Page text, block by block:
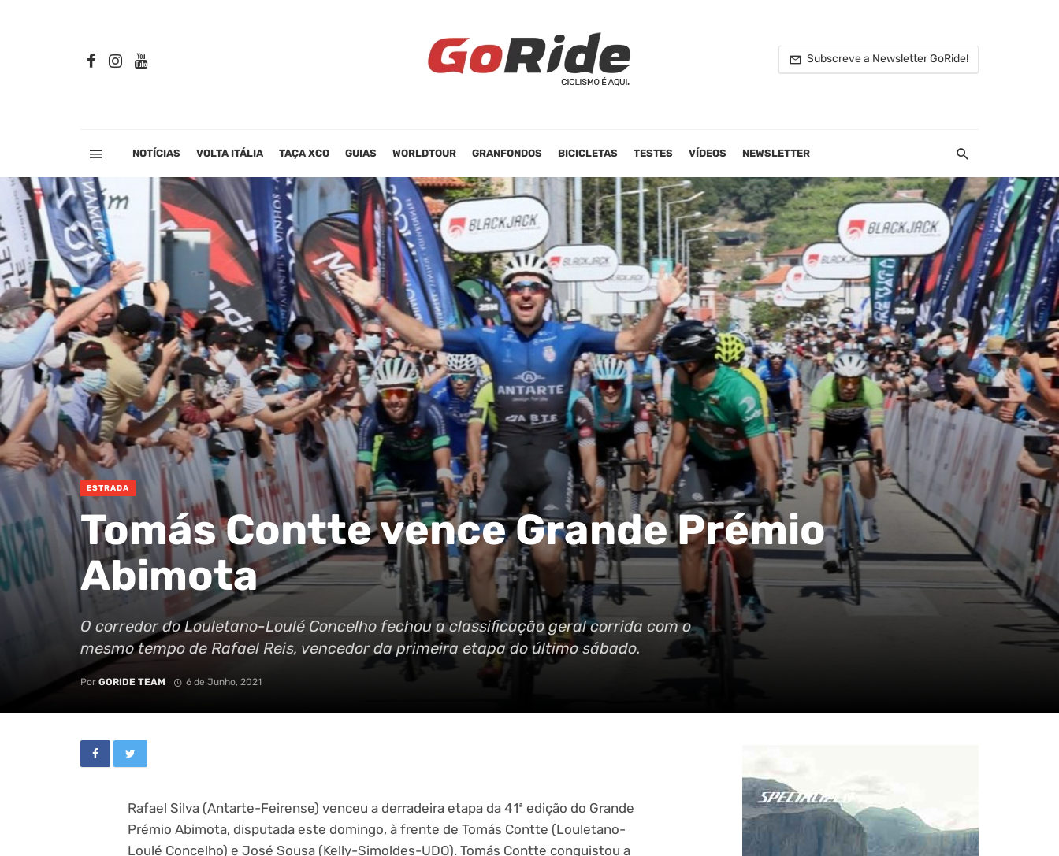
Subscreve a Newsletter GoRide!
NOTÍCIAS VOLTA ITÁLIA TAÇA XCO GUIAS WORLDTOUR GRANFONDOS BICICLETAS TESTES VÍDEOS NEWSLETTER
ESTRADA
Tomás Contte vence Grande Prémio
Abimota
O corredor do Louletano-Loulé Concelho fechou a classificação geral corrida com o
mesmo tempo de Rafael Reis, vencedor da primeira etapa do último sábado.
Por GORIDE TEAM 6 de Junho, 2021
Rafael Silva (Antarte-Feirense) venceu a derradeira etapa da 41ª edição do Grande
Prémio Abimota, disputada este domingo, à frente de Tomás Contte (Louletano-
Loulé Concelho) e José Sousa (Kelly-Simoldes-UDO). Tomás Contte conquistou a